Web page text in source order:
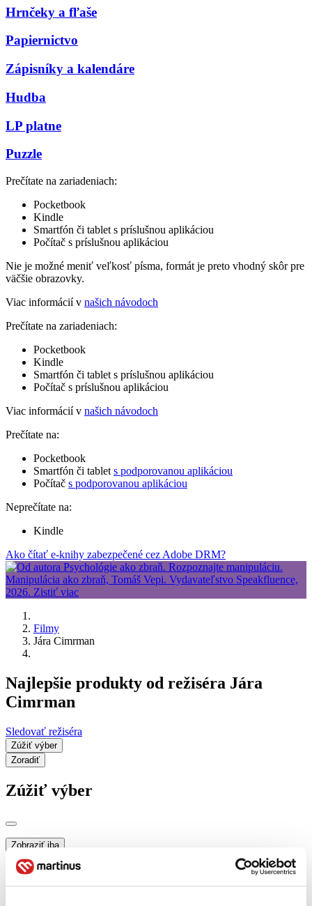
Hrnčeky a fľaše
Papiernictvo
Zápisníky a kalendáre
Hudba
LP platne
Puzzle
Prečítate na zariadeniach:
Pocketbook
Kindle
Smartfón či tablet s príslušnou aplikáciou
Počítač s príslušnou aplikáciou
Nie je možné meniť veľkosť písma, formát je preto vhodný skôr pre
väčšie obrazovky.
Viac informácií v našich návodoch
Prečítate na zariadeniach:
Pocketbook
Kindle
Smartfón či tablet s príslušnou aplikáciou
Počítač s príslušnou aplikáciou
Viac informácií v našich návodoch
Prečítate na:
Pocketbook
Smartfón či tablet s podporovanou aplikáciou
Počítač s podporovanou aplikáciou
Neprečítate na:
Kindle
Ako čítať e-knihy zabezpečené cez Adobe DRM?
Filmy
Jára Cimrman
Najlepšie produkty od režiséra Jára
Cimrman
Sledovať režiséra
Zúžiť výber
Zoradiť
Zúžiť výber
Zobraziť iba
novinky (0 titulov)
zľavnené tituly (0 titulov)